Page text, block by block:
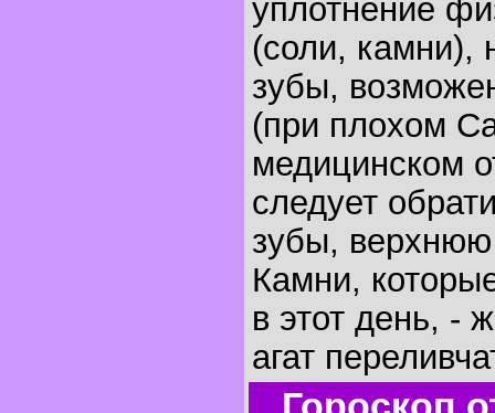
уплотнение
(соли, камни),
зубы,
(при плохом
медицинском
следует
зубы, верхнюю
Камни,
в этот день, -
агат